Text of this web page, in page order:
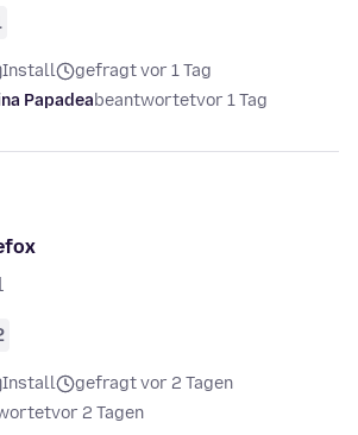
Install
gefragt vor 1 Tag
Papadeabeantwortetvor 1 Tag
Install
gefragt vor 2 Tagen
vor 2 Tagen